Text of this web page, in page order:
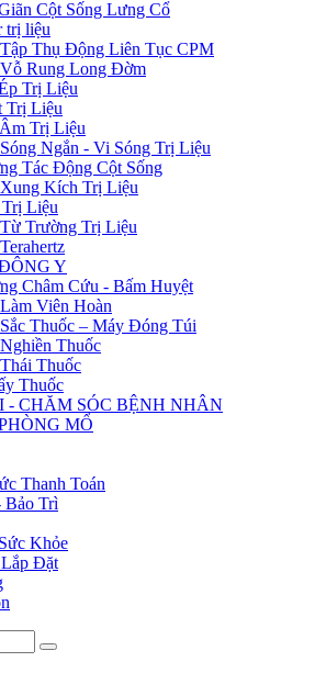
Cột Sống Lưng Cổ
trị liệu
Thụ Động Liên Tục CPM
Rung Long Đờm
Trị Liệu
Trị Liệu
Trị Liệu
Ngắn - Vi Sóng Trị Liệu
Tác Động Cột Sống
Kích Trị Liệu
Liệu
Trường Trị Liệu
Y
Châm Cứu - Bấm Huyệt
Viên Hoàn
Thuốc – Máy Đóng Túi
Thuốc
Thuốc
Thuốc
- CHĂM SÓC BỆNH NHÂN
MỔ
Thanh Toán
Bảo Trì
Khỏe
Đặt